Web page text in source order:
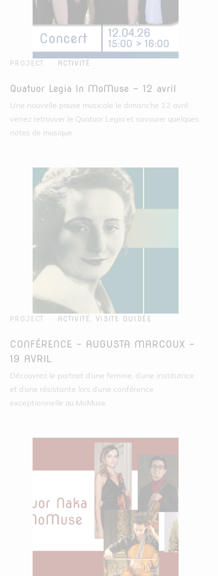
PROJECT ACTIVITÉ
Quatuor Legia In MoMuse – 12 avril
Une nouvelle pause musicale le dimanche 12 avril :
venez retrouver le Quatuor Legia et savourer quelques
notes de musique.
PROJECT ACTIVITÉ, VISITE GUIDÉE
CONFÉRENCE – AUGUSTA MARCOUX –
19 AVRIL
Découvrez le portrait d’une femme, d’une institutrice
et d’une résistante lors d’une conférence
exceptionnelle au MoMuse.